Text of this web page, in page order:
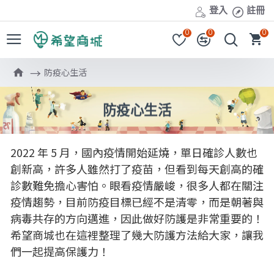
登入 註冊
0 0 0
防疫心生活
防疫心生活
2022 年 5 月，國內疫情開始延燒，單日確診人數也
創新高，許多人雖然打了疫苗，但看到每天創高的確
診數難免擔心害怕。眼看疫情嚴峻，很多人都在關注
疫情趨勢，目前防疫目標已經不是清零，而是朝著與
病毒共存的方向邁進，因此做好防護是非常重要的！
希望商城也在這裡整理了幾大防護方法給大家，讓我
們一起提高保護力！